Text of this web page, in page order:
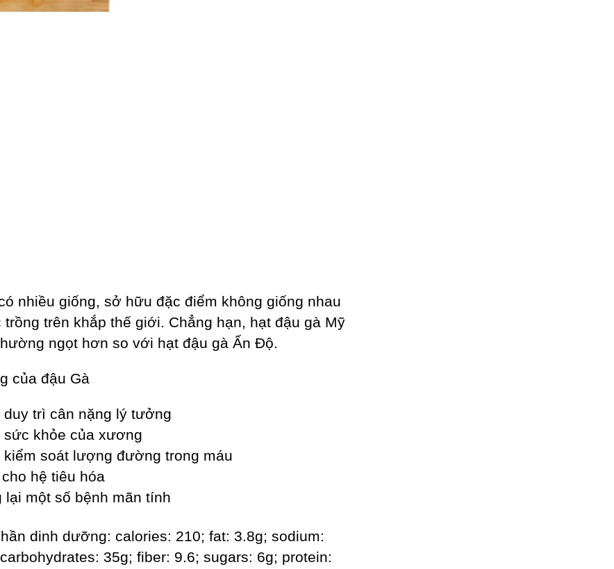
nhiều giống, sở hữu đặc điểm không giống nhau
trên khắp thế giới. Chẳng hạn, hạt đậu gà Mỹ
ngọt hơn so với hạt đậu gà Ấn Độ.
của đậu Gà
duy trì cân nặng lý tưởng
sức khỏe của xương
kiểm soát lượng đường trong máu
hệ tiêu hóa
lại một số bệnh mãn tính
dinh dưỡng: calories: 210; fat: 3.8g; sodium:
35g; fiber: 9.6; sugars: 6g; protein: